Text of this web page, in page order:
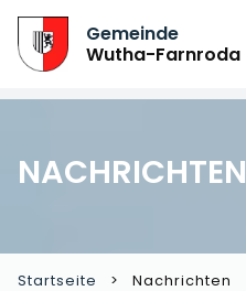
Gemeinde
Wutha-Farnroda
NACHRICHTEN
Startseite Nachrichten